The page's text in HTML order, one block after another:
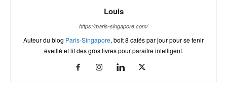
Louis
https://paris-singapore.com/
Auteur du blog Paris-Singapore, boit 8 cafés par jour pour se tenir
éveillé et lit des gros livres pour paraître intelligent.